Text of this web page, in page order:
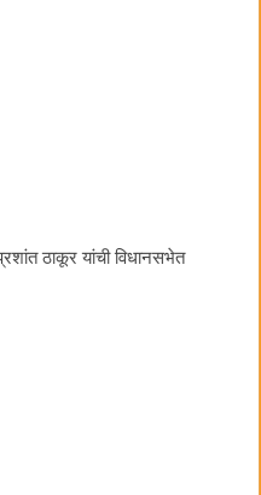
ठाकूर यांची विधानसभेत